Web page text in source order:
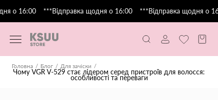
о 16:00 ***Відправка щодня о 16:00 ***Відправка щодня о
Головна Блог Для зачіски
Чому VGR V-529 стає лідером серед пристроїв для волосся:
особливості та переваги